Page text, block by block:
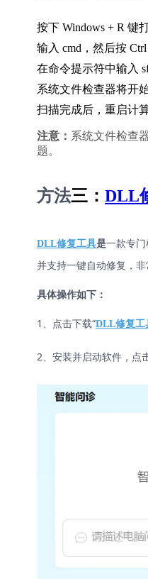
按下 Windows + R 键
输入 cmd ，然后按
在命令提示符中输入
系统文件检查器将开
扫描完成后，重启计算
注意： 系统文件检查
题。
方法三： DLL
DLL修复工具是一款专
并支持一键自动修复，非
具体操作如下：
1、点击下载“DLL修复工
2、安装并启动软件，点